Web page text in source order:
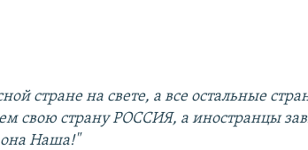
стране на свете, а все остальные
свою страну РОССИЯ, а иностранцы
она Наша!"